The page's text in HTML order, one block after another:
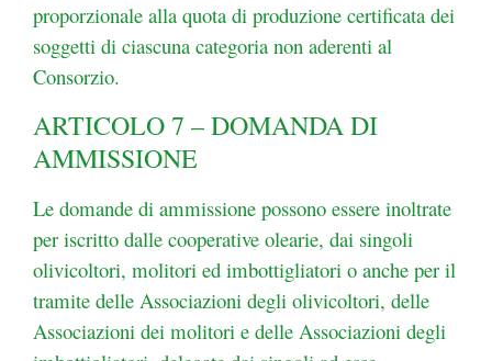
proporzionale alla quota di produzione certificata dei
soggetti di ciascuna categoria non aderenti al
Consorzio.
ARTICOLO 7 – DOMANDA DI
AMMISSIONE
Le domande di ammissione possono essere inoltrate
per iscritto dalle cooperative olearie, dai singoli
olivicoltori, molitori ed imbottigliatori o anche per il
tramite delle Associazioni degli olivicoltori, delle
Associazioni dei molitori e delle Associazioni degli